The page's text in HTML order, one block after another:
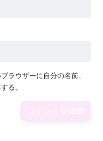
ラウザーに自分の名前、
る。